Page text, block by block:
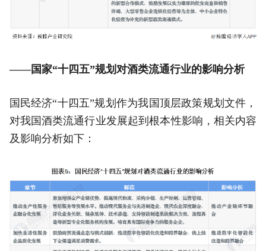
——国家“十四五”规划对酒类流通行业的影响分析
国民经济“十四五”规划作为我国顶层政策规划文件，
对我国酒类流通行业发展起到根本性影响，相关内容
及影响分析如下：